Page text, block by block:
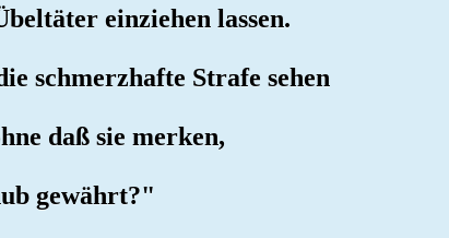
einziehen lassen.
schmerzhafte Strafe sehen
daß sie merken,
gewährt?"